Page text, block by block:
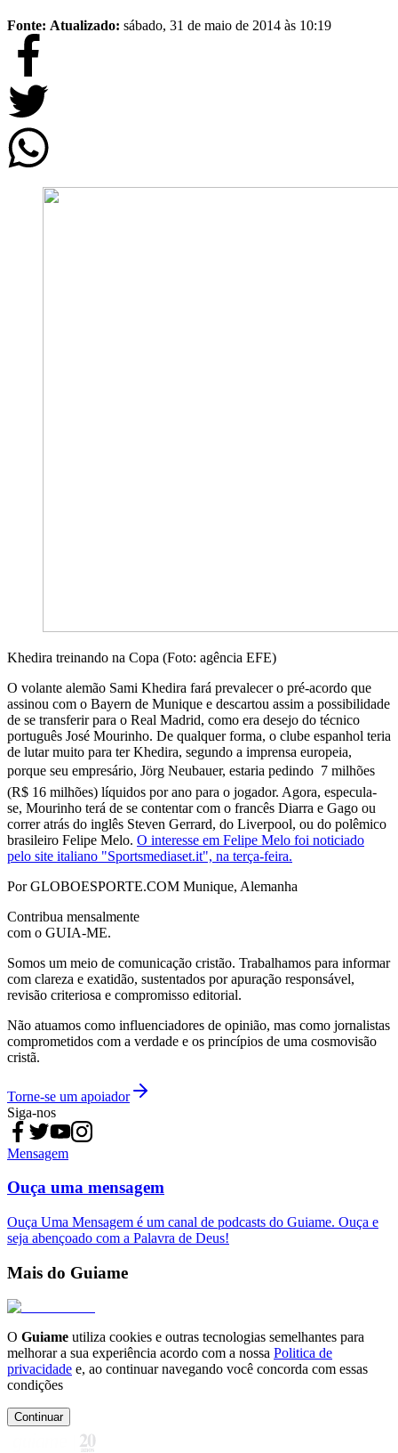
Fonte: Atualizado: sábado, 31 de maio de 2014 às 10:19
Khedira treinando na Copa (Foto: agência EFE)
O volante alemão Sami Khedira fará prevalecer o pré-acordo que
assinou com o Bayern de Munique e descartou assim a possibilidade
de se transferir para o Real Madrid, como era desejo do técnico
português José Mourinho. De qualquer forma, o clube espanhol teria
de lutar muito para ter Khedira, segundo a imprensa europeia,
porque seu empresário, Jörg Neubauer, estaria pedindo  7 milhões
(R$ 16 milhões) líquidos por ano para o jogador. Agora, especula-
se, Mourinho terá de se contentar com o francês Diarra e Gago ou
correr atrás do inglês Steven Gerrard, do Liverpool, ou do polêmico
brasileiro Felipe Melo. O interesse em Felipe Melo foi noticiado
pelo site italiano "Sportsmediaset.it", na terça-feira.
Por GLOBOESPORTE.COM Munique, Alemanha
Contribua mensalmente
com o GUIA-ME.
Somos um meio de comunicação cristão. Trabalhamos para informar
com clareza e exatidão, sustentados por apuração responsável,
revisão criteriosa e compromisso editorial.
Não atuamos como influenciadores de opinião, mas como jornalistas
comprometidos com a verdade e os princípios de uma cosmovisão
cristã.
Torne-se um apoiador
Siga-nos
Mensagem
Ouça uma mensagem
Ouça Uma Mensagem é um canal de podcasts do Guiame. Ouça e
seja abençoado com a Palavra de Deus!
Mais do Guiame
O Guiame utiliza cookies e outras tecnologias semelhantes para
melhorar a sua experiência acordo com a nossa Politica de
privacidade e, ao continuar navegando você concorda com essas
condições
Continuar